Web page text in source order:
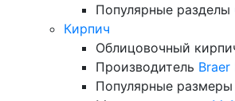
Популярные разделы
Кирпич
Облицовочный
Производитель Braer
Популярные размеры